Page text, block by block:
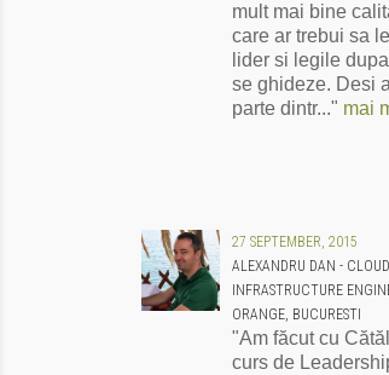
mult mai bine
care ar trebui sa
lider si legile
se ghideze. Desi
parte dintr..." mai
27 SEPTEMBER, 2015
ALEXANDRU DAN - CLOUD
INFRASTRUCTURE
ORANGE, BUCURESTI
"Am făcut cu
curs de